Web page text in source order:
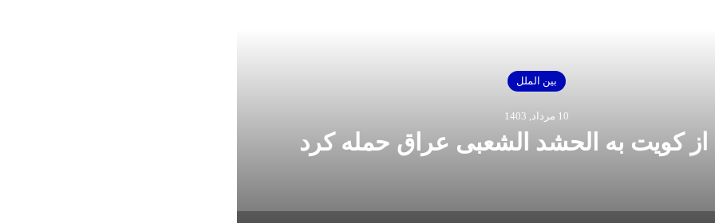
بین الملل
10 مرداد, 1403
از کویت به الحشد الشعبی عراق حمله کرد